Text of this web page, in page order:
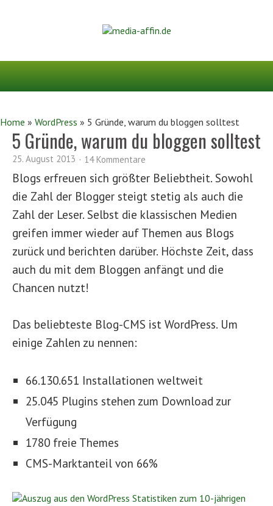
Home » WordPress » 5 Gründe, warum du bloggen solltest
5 Gründe, warum du bloggen solltest
25. August 2013 14 Kommentare
Blogs erfreuen sich größter Beliebtheit. Sowohl
die Zahl der Blogger steigt stetig als auch die
Zahl der Leser. Selbst die klassischen Medien
greifen immer wieder auf Themen aus Blogs
zurück und berichten darüber. Höchste Zeit, dass
auch du mit dem Bloggen anfängt und die
Chancen nutzt!
Das beliebteste Blog-CMS ist WordPress. Um
einige Zahlen zu nennen:
66.130.651 Installationen weltweit
25.045 Plugins stehen zum Download zur
Verfügung
1780 freie Themes
CMS-Marktanteil von 66%